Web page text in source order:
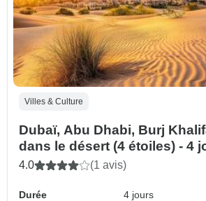
Villes & Culture
Dubaï, Abu Dhabi, Burj
dans le désert (4 étoiles) - 4
4.0 (1 avis)
Durée
4 jours